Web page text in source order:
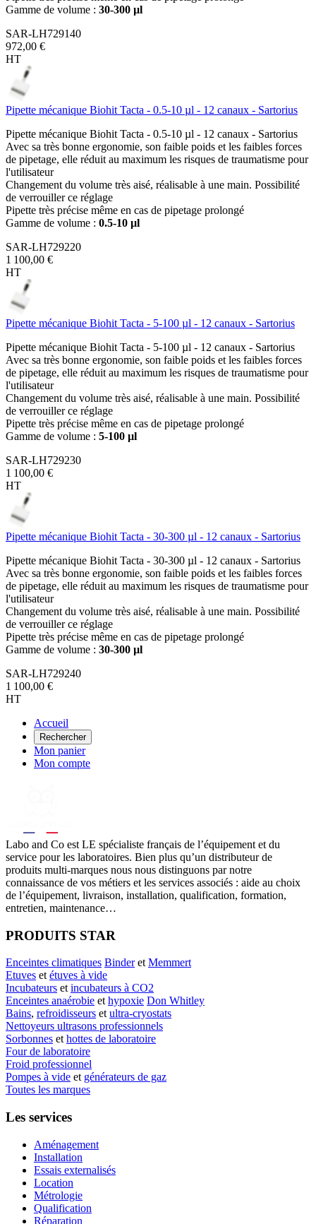
Gamme de volume : 30-300 µl
SAR-LH729140
972,00 €
HT
Pipette mécanique Biohit Tacta - 0.5-10 µl - 12 canaux - Sartorius
Pipette mécanique Biohit Tacta - 0.5-10 µl - 12 canaux - Sartorius
Avec sa très bonne ergonomie, son faible poids et les faibles forces
de pipetage, elle réduit au maximum les risques de traumatisme pour
l'utilisateur
Changement du volume très aisé, réalisable à une main. Possibilité
de verrouiller ce réglage
Pipette très précise même en cas de pipetage prolongé
Gamme de volume : 0.5-10 µl
SAR-LH729220
1 100,00 €
HT
Pipette mécanique Biohit Tacta - 5-100 µl - 12 canaux - Sartorius
Pipette mécanique Biohit Tacta - 5-100 µl - 12 canaux - Sartorius
Avec sa très bonne ergonomie, son faible poids et les faibles forces
de pipetage, elle réduit au maximum les risques de traumatisme pour
l'utilisateur
Changement du volume très aisé, réalisable à une main. Possibilité
de verrouiller ce réglage
Pipette très précise même en cas de pipetage prolongé
Gamme de volume : 5-100 µl
SAR-LH729230
1 100,00 €
HT
Pipette mécanique Biohit Tacta - 30-300 µl - 12 canaux - Sartorius
Pipette mécanique Biohit Tacta - 30-300 µl - 12 canaux - Sartorius
Avec sa très bonne ergonomie, son faible poids et les faibles forces
de pipetage, elle réduit au maximum les risques de traumatisme pour
l'utilisateur
Changement du volume très aisé, réalisable à une main. Possibilité
de verrouiller ce réglage
Pipette très précise même en cas de pipetage prolongé
Gamme de volume : 30-300 µl
SAR-LH729240
1 100,00 €
HT
Accueil
Rechercher
Mon panier
Mon compte
Labo and Co est LE spécialiste français de l’équipement et du
service pour les laboratoires. Bien plus qu’un distributeur de
produits multi-marques nous nous distinguons par notre
connaissance de vos métiers et les services associés : aide au choix
de l’équipement, livraison, installation, qualification, formation,
entretien, maintenance…
PRODUITS STAR
Enceintes climatiques Binderet Memmert
Etuves et étuves à vide
Incubateurs et incubateurs à CO2
Enceintes anaérobie et hypoxie Don Whitley
Bains, refroidisseurs et ultra-cryostats
Nettoyeurs ultrasons professionnels
Sorbonnes et hottes de laboratoire
Four de laboratoire
Froid professionnel
Pompes à vide et générateurs de gaz
Toutes les marques
Les services
Aménagement
Installation
Essais externalisés
Location
Métrologie
Qualification
Réparation